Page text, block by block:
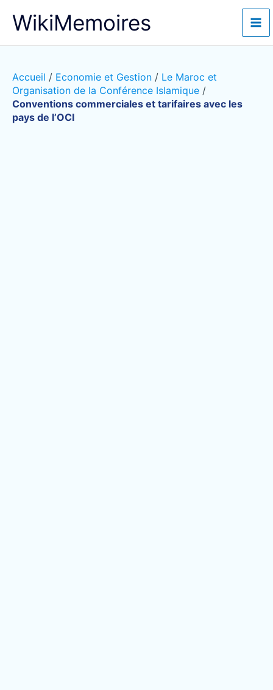
WikiMemoires
Accueil / Economie et Gestion / Le Maroc et
Organisation de la Conférence Islamique /
Conventions commerciales et tarifaires avec les
pays de l’OCI